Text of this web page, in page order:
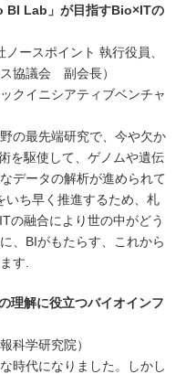
BI Lab 」が目指すBio×ITの
ースポイント 執行役員、
協議会 副会長）
クイニシアティブベンチャ
の最先端研究で、今や欠か
を駆使して、ゲノムや遺伝
データの解析が進められて
いち早く推進するため、札
の融合により世の中がどう
、BIがもたらす、これから
す.
理解に役立つバイオインフ
科学研究院）
時代になりました。しかし